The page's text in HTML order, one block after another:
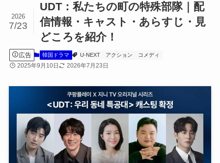
UDT：私たちの町の特殊部隊｜配
信情報・キャスト・あらすじ・見
どころを紹介！
2026
7/23
広告 韓国ドラマ U-NEXT アクション コメディ
2025年9月10日 2026年7月23日